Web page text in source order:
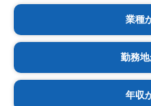
業種
勤務
年収